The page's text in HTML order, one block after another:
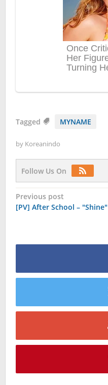
Tagged MYNAME
by Koreanindo
Follow Us On
Post
navigation
Previous post
[PV] After School – "Shine"